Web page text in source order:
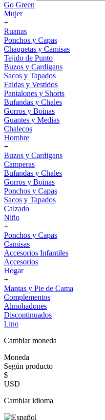
Go Green
Mujer
+
Ruanas
Ponchos y Capas
Chaquetas y Camisas
Tejido de Punto
Buzos y Cardigans
Sacos y Tapados
Faldas y Vestidos
Pantalones y Shorts
Bufandas y Chales
Gorros y Boinas
Guantes y Medias
Chalecos
Hombre
+
Buzos y Cardigans
Camperas
Bufandas y Chales
Gorros y Boinas
Ponchos y Capas
Sacos y Tapados
Calzado
Niño
+
Ponchos y Capas
Camisas
Accesorios Infantiles
Accesorios
Hogar
+
Mantas y Pie de Cama
Complementos
Almohadones
Discontinuados
Lino
Cambiar moneda
Moneda
Según producto
$
USD
Cambiar idioma